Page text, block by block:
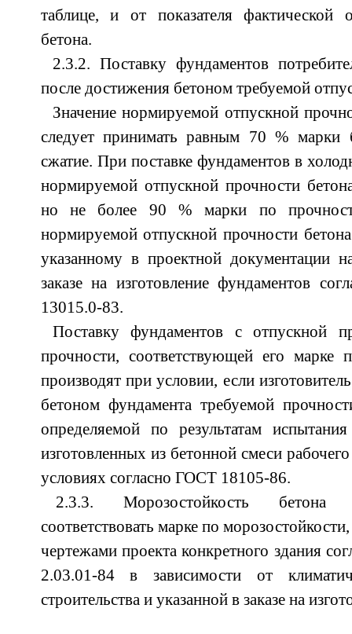
таблице, и от показателя фактической
бетона.
2.3.2. Поставку фундаментов
после достижения бетоном требуемой
Значение нормируемой отпускной
следует принимать равным 70 % марки
сжатие. При поставке фундаментов в
нормируемой отпускной прочности
но не более 90 % марки по
нормируемой отпускной прочности
указанному в проектной документации
заказе на изготовление фундаментов
13015.0-83.
Поставку фундаментов с отпускной
прочности, соответствующей его марке
производят при условии, если
бетоном фундамента требуемой
определяемой по результатам
изготовленных из бетонной смеси
условиях согласно ГОСТ 18105-86.
2.3.3. Морозостойкость бетона
соответствовать марке по
чертежами проекта конкретного здания
2.03.01-84 в зависимости от
строительства и указанной в заказе на